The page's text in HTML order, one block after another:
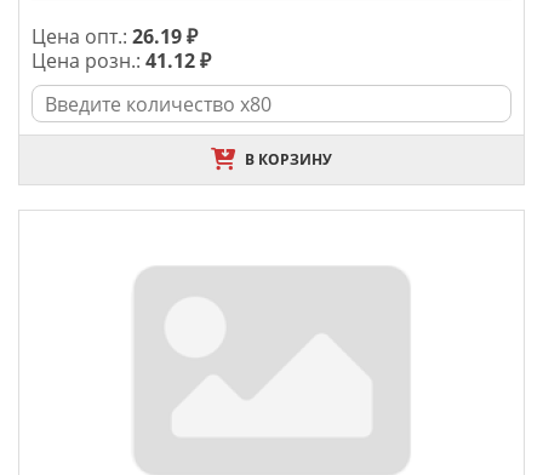
Цена опт.: 26.19 ₽
Цена розн.: 41.12 ₽
В КОРЗИНУ